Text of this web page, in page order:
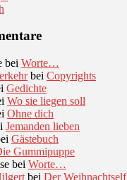
bei Worte…
bei Copyrights
Gedichte
Wo sie liegen soll
Ohne dich
Jemanden lieben
Gästebuch
Gummipuppe
bei Worte…
bei Der Weihnachtself